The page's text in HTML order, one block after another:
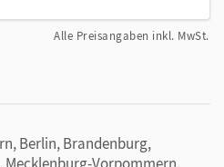
Alle Preisangaben inkl. MwSt.
Berlin, Brandenburg,